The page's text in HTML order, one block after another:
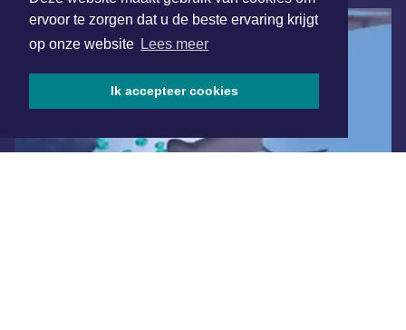
ervoor te zorgen dat u de beste ervaring krijgt
op onze website Lees meer
Ik accepteer cookies